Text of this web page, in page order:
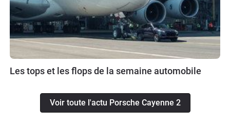
Les tops et les flops de la semaine automobile
Voir toute l'actu Porsche Cayenne 2